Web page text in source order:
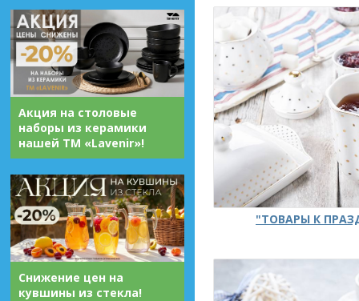
Акция на столовые
наборы из керамики
нашей ТМ «Lavenir»!
Снижение цен на
кувшины из стекла!
"ТОВАРЫ К